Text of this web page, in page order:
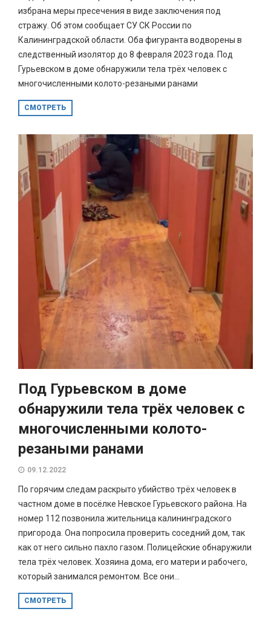
избрана меры пресечения в виде заключения под
стражу. Об этом сообщает СУ СК России по
Калининградской области. Оба фигуранта водворены в
следственный изолятор до 8 февраля 2023 года. Под
Гурьевском в доме обнаружили тела трёх человек с
многочисленными колото-резаными ранами
СМОТРЕТЬ
Под Гурьевском в доме
обнаружили тела трёх человек с
многочисленными колото-
резаными ранами
09.12.2022
По горячим следам раскрыто убийство трёх человек в
частном доме в посёлке Невское Гурьевского района. На
номер 112 позвонила жительница калининградского
пригорода. Она попросила проверить соседний дом, так
как от него сильно пахло газом. Полицейские обнаружили
тела трёх человек. Хозяина дома, его матери и рабочего,
который занимался ремонтом. Все они...
СМОТРЕТЬ